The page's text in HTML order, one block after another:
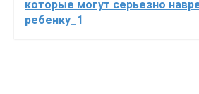
которые могут серьезно
ребенку_1